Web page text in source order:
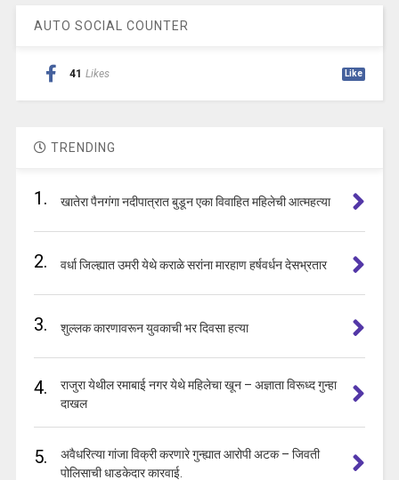
AUTO SOCIAL COUNTER
41 Likes Like
TRENDING
1. खातेरा पैनगंगा नदीपात्रात बुडून एका विवाहित महिलेची आत्महत्या
2. वर्धा जिल्ह्यात उमरी येथे कराळे सरांना मारहाण हर्षवर्धन देसभ्रतार
3. शुल्लक कारणावरून युवकाची भर दिवसा हत्या
4.
राजुरा येथील रमाबाई नगर येथे महिलेचा खून – अज्ञाता विरूध्द गुन्हा
दाखल
5.
अवैधरित्या गांजा विक्री करणारे गुन्ह्यात आरोपी अटक – जिवती
पोलिसाची धाडकेदार कारवाई.